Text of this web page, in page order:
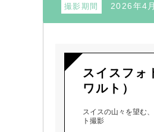
撮影期間 2026年4
スイスフォ
ワルト）
スイスの山々を望む
ト撮影